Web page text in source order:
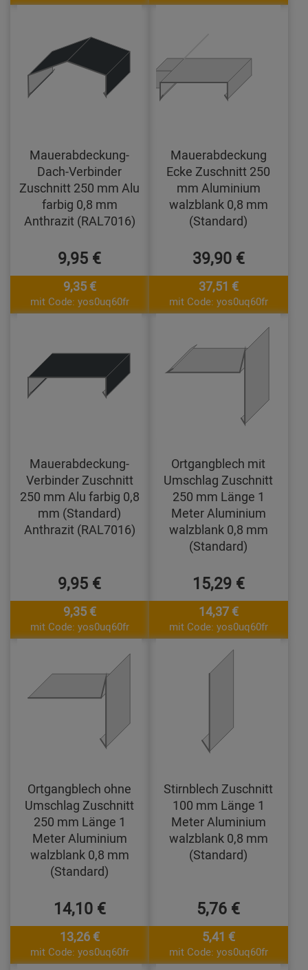
Mauerabdeckung-
Dach-Verbinder
Zuschnitt 250 mm Alu
farbig 0,8 mm
Anthrazit (RAL7016)
9,95 €
9,35 €
mit Code: yos0uq60fr
Mauerabdeckung
Ecke Zuschnitt 250
mm Aluminium
walzblank 0,8 mm
(Standard)
39,90 €
37,51 €
mit Code: yos0uq60fr
Mauerabdeckung-
Verbinder Zuschnitt
250 mm Alu farbig 0,8
mm (Standard)
Anthrazit (RAL7016)
9,95 €
9,35 €
mit Code: yos0uq60fr
Ortgangblech mit
Umschlag Zuschnitt
250 mm Länge 1
Meter Aluminium
walzblank 0,8 mm
(Standard)
15,29 €
14,37 €
mit Code: yos0uq60fr
Ortgangblech ohne
Umschlag Zuschnitt
250 mm Länge 1
Meter Aluminium
walzblank 0,8 mm
(Standard)
14,10 €
13,26 €
mit Code: yos0uq60fr
Stirnblech Zuschnitt
100 mm Länge 1
Meter Aluminium
walzblank 0,8 mm
(Standard)
5,76 €
5,41 €
mit Code: yos0uq60fr